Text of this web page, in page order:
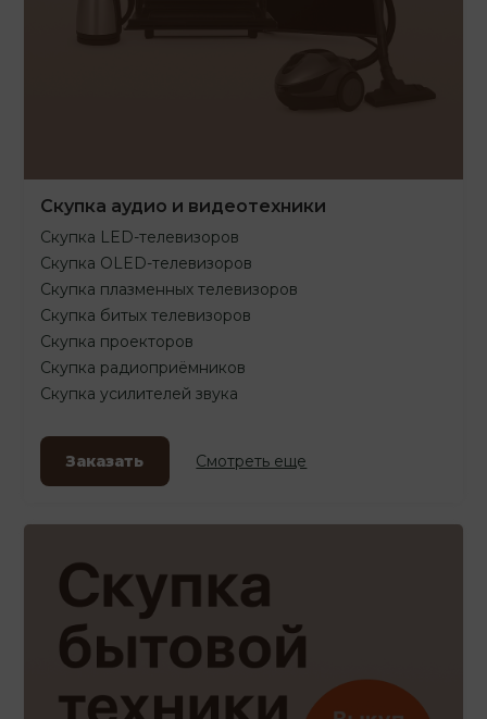
Скупка аудио и видеотехники
Скупка LED-телевизоров
Скупка OLED-телевизоров
Скупка плазменных телевизоров
Скупка битых телевизоров
Скупка проекторов
Скупка радиоприёмников
Скупка усилителей звука
Заказать Смотреть еще